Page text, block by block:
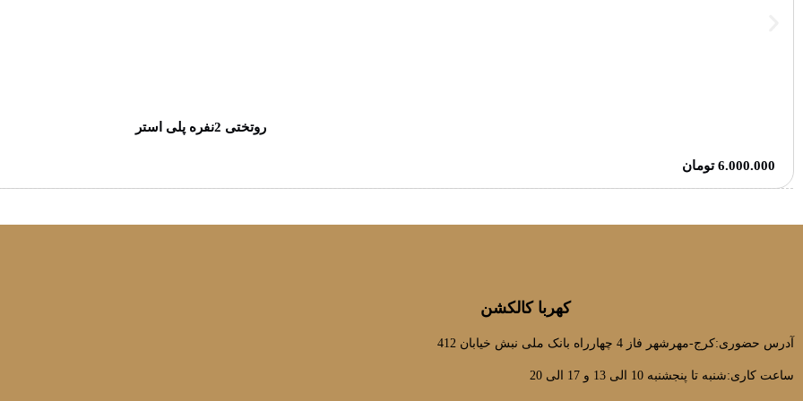
روتختی 2نفره پلی استر
6.000.000 تومان
کهربا کالکشن
آدرس حضوری:کرج-مهرشهر فاز 4 چهارراه بانک ملی نبش خیابان 412
ساعت کاری:شنبه تا پنجشنبه 10 الی 13 و 17 الی 20